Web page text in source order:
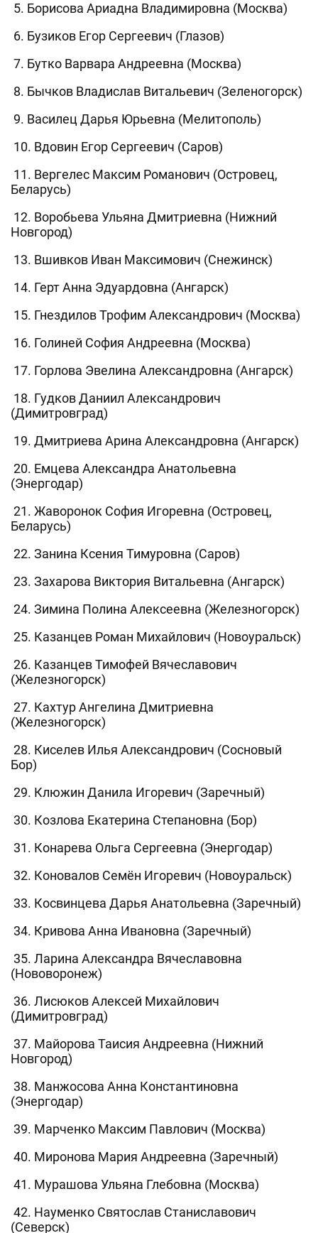
5. Борисова Ариадна Владимировна (Москва)
6. Бузиков Егор Сергеевич (Глазов)
7. Бутко Варвара Андреевна (Москва)
8. Бычков Владислав Витальевич (Зеленогорск)
9. Василец Дарья Юрьевна (Мелитополь)
10. Вдовин Егор Сергеевич (Саров)
11. Вергелес Максим Романович (Островец,
Беларусь)
12. Воробьева Ульяна Дмитриевна (Нижний
Новгород)
13. Вшивков Иван Максимович (Снежинск)
14. Герт Анна Эдуардовна (Ангарск)
15. Гнездилов Трофим Александрович (Москва)
16. Голиней София Андреевна (Москва)
17. Горлова Эвелина Александровна (Ангарск)
18. Гудков Даниил Александрович
(Димитровград)
19. Дмитриева Арина Александровна (Ангарск)
20. Емцева Александра Анатольевна
(Энергодар)
21. Жаворонок София Игоревна (Островец,
Беларусь)
22. Занина Ксения Тимуровна (Саров)
23. Захарова Виктория Витальевна (Ангарск)
24. Зимина Полина Алексеевна (Железногорск)
25. Казанцев Роман Михайлович (Новоуральск)
26. Казанцев Тимофей Вячеславович
(Железногорск)
27. Кахтур Ангелина Дмитриевна
(Железногорск)
28. Киселев Илья Александрович (Сосновый
Бор)
29. Клюжин Данила Игоревич (Заречный)
30. Козлова Екатерина Степановна (Бор)
31. Конарева Ольга Сергеевна (Энергодар)
32. Коновалов Семён Игоревич (Новоуральск)
33. Косвинцева Дарья Анатольевна (Заречный)
34. Кривова Анна Ивановна (Заречный)
35. Ларина Александра Вячеславовна
(Нововоронеж)
36. Лисюков Алексей Михайлович
(Димитровград)
37. Майорова Таисия Андреевна (Нижний
Новгород)
38. Манжосова Анна Константиновна
(Энергодар)
39. Марченко Максим Павлович (Москва)
40. Миронова Мария Андреевна (Заречный)
41. Мурашова Ульяна Глебовна (Москва)
42. Науменко Святослав Станиславович
(Северск)